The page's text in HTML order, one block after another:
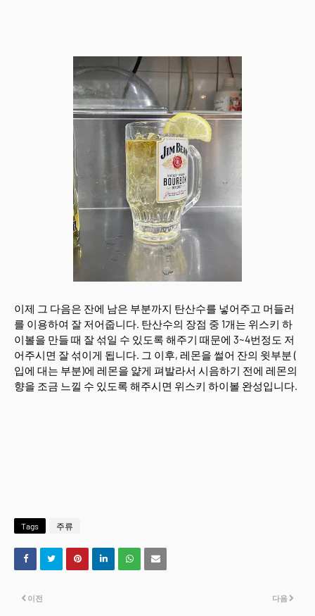
이제 그 다음은 잔에 남은 부분까지 탄산수를 넣어주고 머들러
를 이용하여 잘 저어줍니다. 탄산수의 장점 중 1개는 위스키 하
이볼을 만들 때 잘 섞일 수 있도록 해주기 때문에 3~4번정도 저
어주시면 잘 섞이게 됩니다. 그 이후, 레몬을 썰어 잔의 윗부분 (
입에 대는 부분)에 레몬을 얉게 펴발라서 시음하기 전에 레몬의
향을 조금 느낄 수 있도록 해주시면 위스키 하이볼 완성입니다.
Tags 주류
다음
이전